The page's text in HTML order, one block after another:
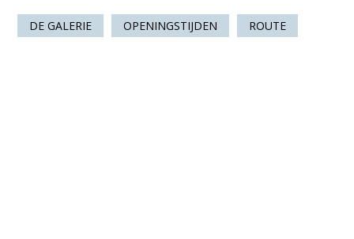
DE GALERIE OPENINGSTIJDEN ROUTE